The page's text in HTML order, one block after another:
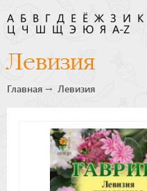
компании
Новости
сейчас
Бренды
А Б В Г Д Е Ё Ж З И К
Ч Э Ю Я A-Z
Левизия
Главная Левизия